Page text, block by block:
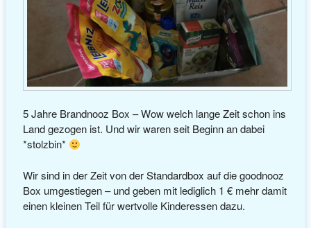
5 Jahre Brandnooz Box – Wow welch lange Zeit schon ins
Land gezogen ist. Und wir waren seit Beginn an dabei
*stolzbin*
Wir sind in der Zeit von der Standardbox auf die goodnooz
Box umgestiegen – und geben mit lediglich 1 € mehr damit
einen kleinen Teil für wertvolle Kinderessen dazu.